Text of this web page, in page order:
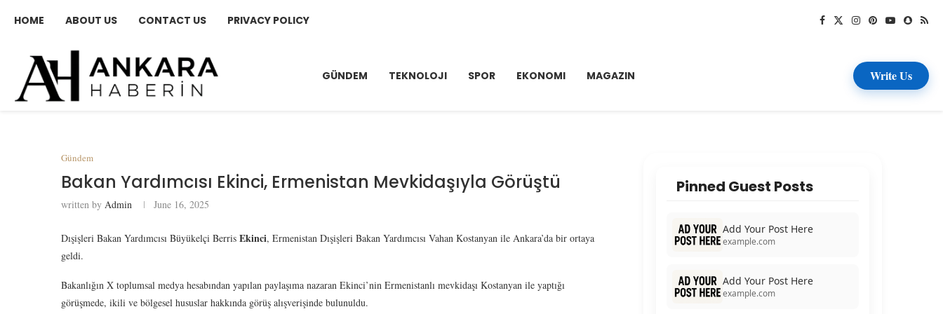
HOME ABOUT US CONTACT US PRIVACY POLICY
GÜNDEM TEKNOLOJI SPOR EKONOMI MAGAZIN Write Us
Gündem
Bakan Yardımcısı Ekinci, Ermenistan Mevkidaşıyla Görüştü
written by Admin June 16, 2025
Dışişleri Bakan Yardımcısı Büyükelçi Berris Ekinci, Ermenistan Dışişleri Bakan Yardımcısı Vahan Kostanyan ile Ankara’da bir ortaya
geldi.
Bakanlığın X toplumsal medya hesabından yapılan paylaşıma nazaran Ekinci’nin Ermenistanlı mevkidaşı Kostanyan ile yaptığı
görüşmede, ikili ve bölgesel hususlar hakkında görüş alışverişinde bulunuldu.
Pinned Guest Posts
Add Your Post Here
example.com
Add Your Post Here
example.com